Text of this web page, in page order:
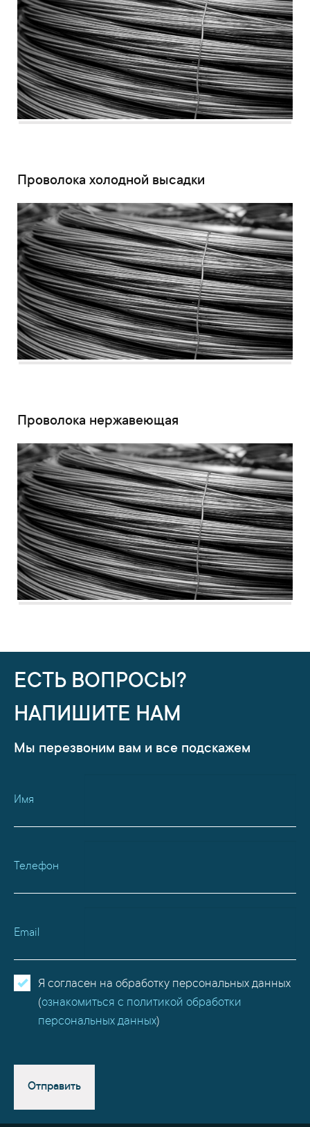
Проволока холодной высадки
Проволока нержавеющая
ЕСТЬ ВОПРОСЫ?
НАПИШИТЕ НАМ
Мы перезвоним вам и все подскажем
Имя
Телефон
Email
Я согласен на обработку персональных данных
(ознакомиться с политикой обработки
персональных данных)
Отправить